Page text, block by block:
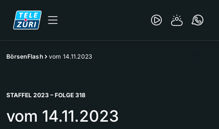
BörsenFlash vom 14.11.2023
STAFFEL 2023 – FOLGE 318
vom 14.11.2023